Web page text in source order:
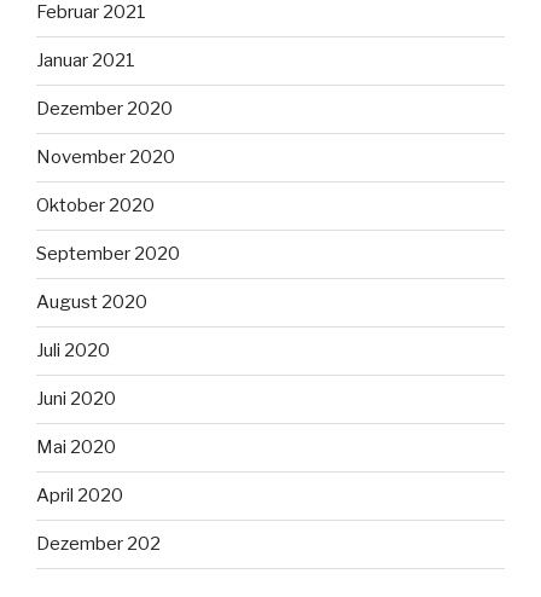
Februar 2021
Januar 2021
Dezember 2020
November 2020
Oktober 2020
September 2020
August 2020
Juli 2020
Juni 2020
Mai 2020
April 2020
Dezember 202